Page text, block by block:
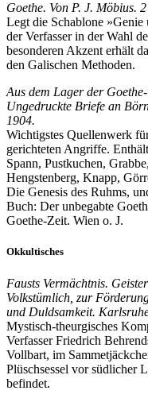
Goethe. Von P. J. Möbius.
Legt die Schablone
der Verfasser in der Wahl
besonderen Akzent erhält
den Galischen Methoden.
Aus dem Lager der
Ungedruckte Briefe an
1904.
Wichtigstes Quellenwerk
gerichteten Angriffe.
Spann, Pustkuchen,
Hengstenberg, Knapp,
Die Genesis des Ruhms,
Buch: Der unbegabte
Goethe-Zeit. Wien o. J.
Okkultisches
Fausts Vermächtnis.
Volkstümlich, zur
und Duldsamkeit.
Mystisch-theurgisches
Verfasser Friedrich
Vollbart, im
Plüschsessel vor südlicher
befindet.